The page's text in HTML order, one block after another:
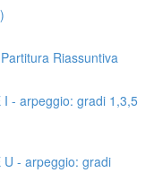
Riassuntiva
I - arpeggio: gradi 1,3,5
U - arpeggio: gradi